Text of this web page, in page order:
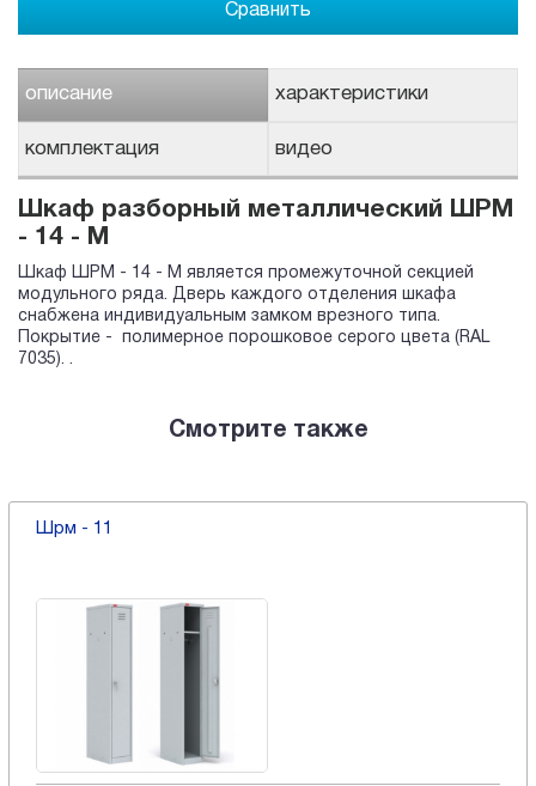
Сравнить
описание характеристики
комплектация видео
Шкаф разборный металлический ШРМ
- 14 - М
Шкаф ШРМ - 14 - М является промежуточной секцией
модульного ряда. Дверь каждого отделения шкафа
снабжена индивидуальным замком врезного типа.
Покрытие - полимерное порошковое серого цвета (RAL
7035). .
Смотрите также
Шрм - 11